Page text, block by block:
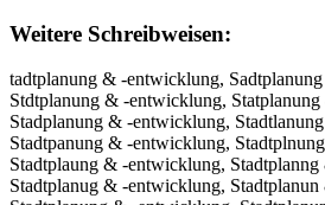
Weitere Schreibweisen:
tadtplanung & -entwicklung, Sadtplanung & -entwicklung, Stdtplanung & -entwicklung, Statplanung & -entwicklung, Stadplanung & -entwicklung, Stadtlanung & -entwicklung, Stadtpanung & -entwicklung, Stadtplnung & -entwicklung, Stadtplaung & -entwicklung, Stadtplanng & -entwicklung, Stadtplanug & -entwicklung, Stadtplanun & -entwicklung, Stadtplanung & -entwicklung, Stadtplanung & -entwicklung, Stadtplanung  -entwicklung, Stadtplanung  -entwicklung, Stadtplanung & -ntwicklung, Stadtplanung & -etwicklung, Stadtplanung & -enwicklung, Stadtplanung & -enticklung, Stadtplanung & -entwcklung, Stadtplanung & -entwiklung, Stadtplanung & -entwiclung, Stadtplanung & -entwickung, Stadtplanung & -entwicklng, Stadtplanung & -entwicklug, Stadtplanung & -entwicklun, SStadtplanung & -entwicklung, Sttadtplanung & -entwicklung, Staadtplanung & -entwicklung, Staddtplanung & -entwicklung, Stadttplanung & -entwicklung, Stadtpplanung & -entwicklung, Stadtpllanung & -entwicklung, Stadtplaanung & -entwicklung, Stadtplannung & -entwicklung, Stadtplanuung & -entwicklung, Stadtplanunng & -entwicklung, Stadtplanungg & -entwicklung, Stadtplanung & -entwicklung, Stadtplanung Œ -entwicklung, Stadtplanung Ƅ -entwicklung, Stadtplanung & -eentwicklung, Stadtplanung & -enntwicklung, Stadtplanung & -enttwicklung, Stadtplanung & -entwwicklung, Stadtplanung & -entwiicklung, Stadtplanung & -entwiccklung, Stadtplanung & -entwickklung, Stadtplanung & -entwickllung, Stadtplanung & -entwickluung, Stadtplanung & -entwicklunng, Stadtplanung & -entwicklungg, tSadtplanung & -entwicklung, Satdtplanung & -entwicklung, Stdatplanung & -entwicklung, Statdplanung & -entwicklung, Stadptlanung & -entwicklung, Stadtlpanung & -entwicklung, Stadtpalnung & -entwicklung, Stadtplnaung & -entwicklung, Stadtplaunng & -entwicklung, Stadtplannug & -entwicklung, Stadtplanugn & -entwicklung, Stadtplanun g& -entwicklung, Stadtplanung&# 038; -entwicklung, Stadtplanung Ĵ -entwicklung, Stadtplanung S -entwicklung, Stadtplanung 8 -entwicklung, Stadtplanung &- entwicklung, Stadtplanung & -netwicklung, Stadtplanung & -etnwicklung, Stadtplanung & -enwticklung, Stadtplanung & -entiwcklung, Stadtplanung & -entwciklung, Stadtplanung & -entwikclung, Stadtplanung & -entwiclkung, Stadtplanung & -entwickulng, Stadtplanung & -entwicklnug, Stadtplanung & -entwicklugn, Stadtplanung& -entwicklung, Stadtplanung &-entwicklung, Qtadtplanung & -entwicklung, Wtadtplanung & -entwicklung, Etadtplanung & -entwicklung, Ztadtplanung & -entwicklung, Xtadtplanung & -entwicklung, Ctadtplanung & -entwicklung, Sradtplanung & -entwicklung, Sfadtplanung & -entwicklung, Sgadtplanung & -entwicklung, Shadtplanung & -entwicklung, Syadtplanung & -entwicklung, S5adtplanung & -entwicklung, S6adtplanung & -entwicklung, Stqdtplanung & -entwicklung, Stwdtplanung & -entwicklung, Stzdtplanung & -entwicklung, Stxdtplanung & -entwicklung, Staxtplanung & -entwicklung, Stastplanung & -entwicklung, Stawtplanung & -entwicklung, Staetplanung & -entwicklung, Startplanung & -entwicklung, Staftplanung & -entwicklung, Stavtplanung & -entwicklung, Stactplanung & -entwicklung, Stadrplanung & -entwicklung, Stadfplanung & -entwicklung, Stadgplanung & -entwicklung, Stadhplanung & -entwicklung, Stadyplanung & -entwicklung, Stad5planung & -entwicklung, Stad6planung & -entwicklung, Stadtolanung & -entwicklung, Stadtllanung & -entwicklung, Stadtölanung & -entwicklung, Stadtülanung & -entwicklung, Stadt0lanung & -entwicklung, Stadtßlanung & -entwicklung, Stadtppanung & -entwicklung, Stadtpoanung & -entwicklung, Stadtpianung & -entwicklung, Stadtpkanung & -entwicklung, Stadtpmanung & -entwicklung, Stadtplqnung & -entwicklung, Stadtplwnung & -entwicklung, Stadtplznung & -entwicklung, Stadtplxnung & -entwicklung, Stadtpla ung & -entwicklung, Stadtplabung & -entwicklung, Stadtplagung & -entwicklung, Stadtplahung & -entwicklung, Stadtplajung & -entwicklung, Stadtplamung & -entwicklung, Stadtplanyng & -entwicklung, Stadtplanhng & -entwicklung, Stadtplanjng & -entwicklung, Stadtplankng & -entwicklung, Stadtplaning & -entwicklung, Stadtplan7ng & -entwicklung, Stadtplan8ng & -entwicklung, Stadtplanu g & -entwicklung, Stadtplanubg & -entwicklung, Stadtplanugg & -entwicklung, Stadtplanuhg & -entwicklung, Stadtplanujg & -entwicklung, Stadtplanumg & -entwicklung, Stadtplanunr & -entwicklung, Stadtplanunf & -entwicklung, Stadtplanunv & -entwicklung, Stadtplanunt & -entwicklung, Stadtplanunb & -entwicklung, Stadtplanuny & -entwicklung, Stadtplanunh & -entwicklung, Stadtplanunn & -entwicklung, Stadtplanung &#o38; -entwicklung, Stadtplanung &#p38; -entwicklung, Stadtplanung �w8; -entwicklung, Stadtplanung �e8; -entwicklung, Stadtplanung �r8; -entwicklung, Stadtplanung u; -entwicklung, Stadtplanung i; -entwicklung, Stadtplanung o; -entwicklung, Stadtplanung & -wntwicklung, Stadtplanung & -sntwicklung, Stadtplanung & -dntwicklung, Stadtplanung & -fntwicklung, Stadtplanung & -rntwicklung, Stadtplanung & -3ntwicklung, Stadtplanung & -4ntwicklung, Stadtplanung & -e twicklung, Stadtplanung & -ebtwicklung, Stadtplanung & -egtwicklung, Stadtplanung & -ehtwicklung, Stadtplanung & -ejtwicklung, Stadtplanung & -emtwicklung, Stadtplanung & -enrwicklung, Stadtplanung & -enfwicklung, Stadtplanung & -engwicklung, Stadtplanung & -enhwicklung, Stadtplanung & -enywicklung, Stadtplanung & -en5wicklung, Stadtplanung & -en6wicklung, Stadtplanung & -entqicklung, Stadtplanung & -entaicklung, Stadtplanung & -entsicklung, Stadtplanung & -entdicklung, Stadtplanung & -enteicklung, Stadtplanung & -ent1icklung, Stadtplanung & -ent2icklung, Stadtplanung & -entwucklung, Stadtplanung & -entwjcklung, Stadtplanung & -entwkcklung, Stadtplanung & -entwlcklung, Stadtplanung & -entwocklung, Stadtplanung & -entw8cklung, Stadtplanung & -entw9cklung, Stadtplanung & -entwi klung, Stadtplanung & -entwixklung, Stadtplanung & -entwisklung, Stadtplanung & -entwidklung, Stadtplanung & -entwifklung, Stadtplanung & -entwivklung, Stadtplanung & -entwiculung, Stadtplanung & -entwicjlung, Stadtplanung & -entwicmlung, Stadtplanung & -entwicllung, Stadtplanung & -entwicolung, Stadtplanung & -entwickpung, Stadtplanung & -entwickoung, Stadtplanung & -entwickiung, Stadtplanung & -entwickkung, Stadtplanung & -entwickmung, Stadtplanung & -entwicklyng, Stadtplanung & -entwicklhng, Stadtplanung & -entwickljng, Stadtplanung & -entwicklkng, Stadtplanung & -entwickling, Stadtplanung & -entwickl7ng, Stadtplanung & -entwickl8ng, Stadtplanung & -entwicklu g, Stadtplanung & -entwicklubg, Stadtplanung & -entwicklugg, Stadtplanung & -entwickluhg, Stadtplanung & -entwicklujg, Stadtplanung & -entwicklumg, Stadtplanung & -entwicklunr, Stadtplanung & -entwicklunf, Stadtplanung & -entwicklunv, Stadtplanung & -entwicklunt, Stadtplanung & -entwicklunb, Stadtplanung & -entwickluny, Stadtplanung & -entwicklunh, Stadtplanung & -entwicklunn, QStadtplanung & -entwicklung, SQtadtplanung & -entwicklung, WStadtplanung & -entwicklung, SWtadtplanung & -entwicklung, EStadtplanung & -entwicklung, SEtadtplanung & -entwicklung, ZStadtplanung & -entwicklung,